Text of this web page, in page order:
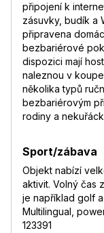
připojení k
zásuvky, budík a
připravena
bezbariérové
dispozici mají
naleznou v
několika typů
bezbariérovým
rodiny a
Sport/zábava
Objekt nabízí
aktivit. Volný čas
je například golf
Multilingual,
123391